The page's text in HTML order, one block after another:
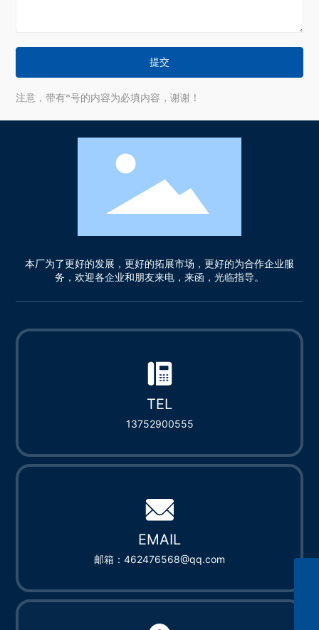
提交
注意，带有*号的内容为必填内容，谢谢！
本厂为了更好的发展，更好的拓展市场，更好的为合作企业服
务，欢迎各企业和朋友来电，来函，光临指导。
TEL
13752900555
EMAIL
邮箱：462476568@qq.com